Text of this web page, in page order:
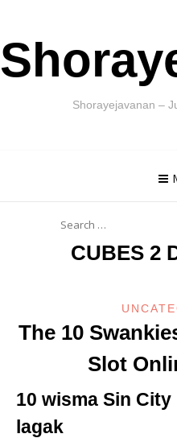
to
content
Shorayejavanan –
for:
CUBES 2
The 10
Slot
10 wisma Sin
lagak